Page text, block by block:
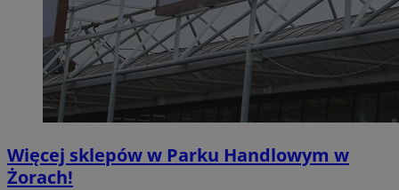
Więcej sklepów w Parku Handlowym w
Żorach!